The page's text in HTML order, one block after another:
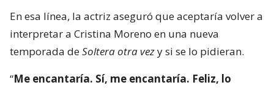
En esa línea, la actriz aseguró que aceptaría volver a
interpretar a Cristina Moreno en una nueva
temporada deSoltera otra vezy si se lo pidieran.
“Me encantaría. Sí, me encantaría. Feliz, lo